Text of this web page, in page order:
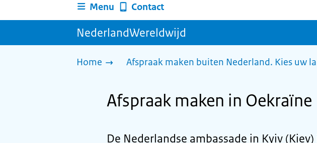
Menu Contact
NederlandWereldwijd
Home Afspraak maken buiten Nederland. Kies uw
Afspraak maken in Oekraïne
De Nederlandse ambassade in Kyiv